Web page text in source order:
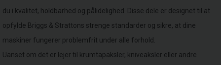
du i kvalitet, holdbarhed og pålidelighed. Disse dele er designet til at
opfylde Briggs & Strattons strenge standarder og sikre, at dine
maskiner fungerer problemfrit under alle forhold.
Uanset om det er lejer til krumtapaksler, kniveaksler eller andre